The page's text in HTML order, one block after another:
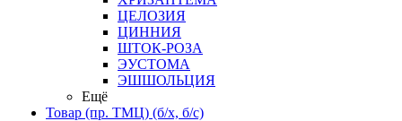
ЦЕЛОЗИЯ
ЦИННИЯ
ШТОК-РОЗА
ЭУСТОМА
ЭШШОЛЬЦИЯ
Ещё
Товар (пр. ТМЦ) (б/х, б/с)